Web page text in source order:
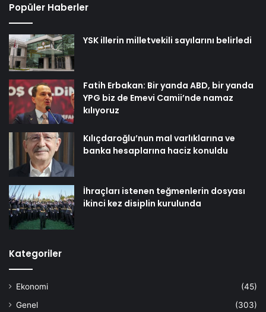
Popüler Haberler
YSK illerin milletvekili sayılarını belirledi
Fatih Erbakan: Bir yanda ABD, bir yanda
YPG biz de Emevi Camii’nde namaz
kılıyoruz
Kılıçdaroğlu’nun mal varlıklarına ve
banka hesaplarına haciz konuldu
İhraçları istenen teğmenlerin dosyası
ikinci kez disiplin kurulunda
Kategoriler
Ekonomi
(45)
Genel
(303)